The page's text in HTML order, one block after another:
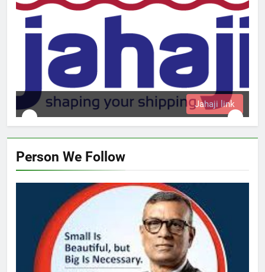
Jahaji link
Person We Follow